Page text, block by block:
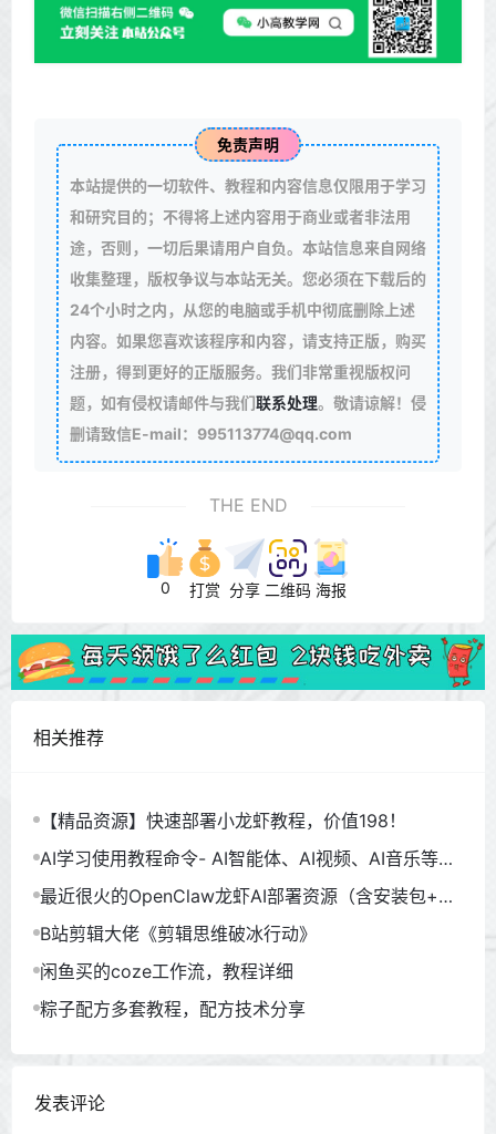
免责声明
本站提供的一切软件、教程和内容信息仅限用于学习
和研究目的；不得将上述内容用于商业或者非法用
途，否则，一切后果请用户自负。本站信息来自网络
收集整理，版权争议与本站无关。您必须在下载后的
24个小时之内，从您的电脑或手机中彻底删除上述
内容。如果您喜欢该程序和内容，请支持正版，购买
注册，得到更好的正版服务。我们非常重视版权问
题，如有侵权请邮件与我们联系处理。敬请谅解！侵
删请致信E-mail：995113774@qq.com
THE END
0 打赏 分享 二维码 海报
相关推荐
【精品资源】快速部署小龙虾教程，价值198！
AI学习使用教程命令- AI智能体、AI视频、AI音乐等
（930GB）
最近很火的OpenClaw龙虾AI部署资源（含安装包+教
程）
B站剪辑大佬《剪辑思维破冰行动》
闲鱼买的coze工作流，教程详细
粽子配方多套教程，配方技术分享
发表评论